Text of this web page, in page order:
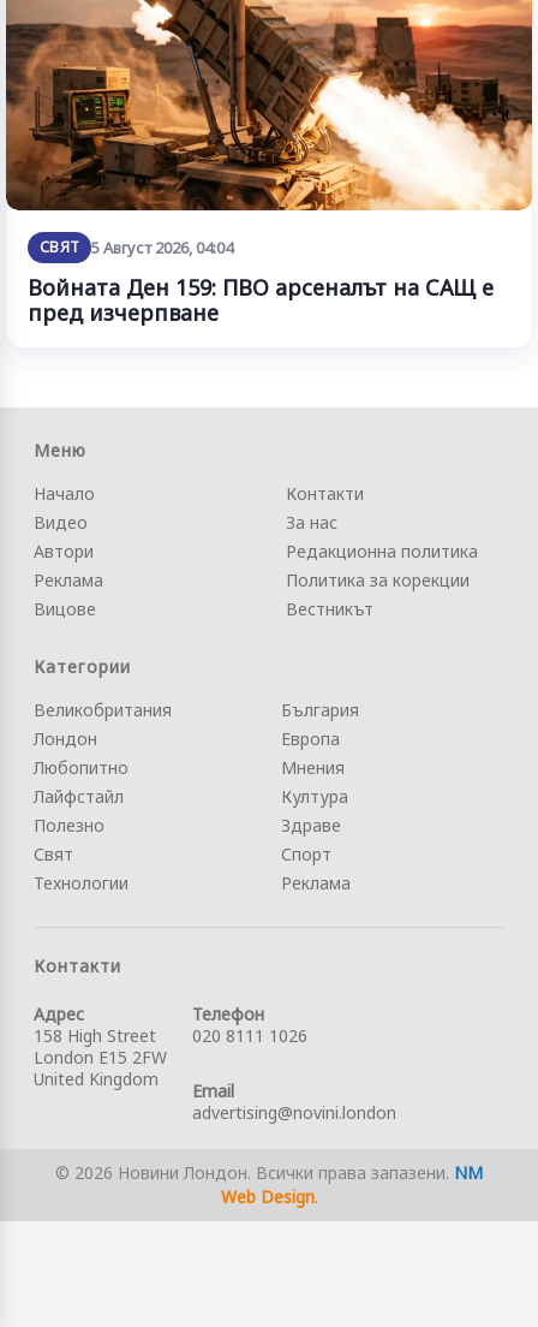
СВЯТ 5 Август 2026, 04:04
Войната Ден 159: ПВО арсеналът на САЩ е
пред изчерпване
Меню
Начало
Видео
Автори
Реклама
Вицове
Контакти
За нас
Редакционна политика
Политика за корекции
Вестникът
Категории
Великобритания
Лондон
Любопитно
Лайфстайл
Полезно
Свят
Технологии
България
Европа
Мнения
Култура
Здраве
Спорт
Реклама
Контакти
Адрес
158 High Street
London E15 2FW
United Kingdom
Телефон
020 8111 1026
Email
advertising@novini.london
© 2026 Новини Лондон. Всички права запазени. NM
Web Design.